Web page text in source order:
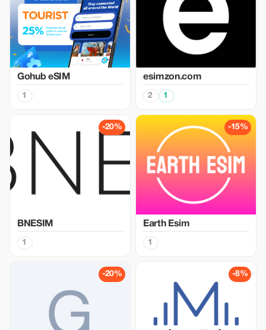
Gohub eSIM
1
esimzon.com
2 1
-20%
BNESIM
1
-15%
Earth Esim
1
-20% -8%